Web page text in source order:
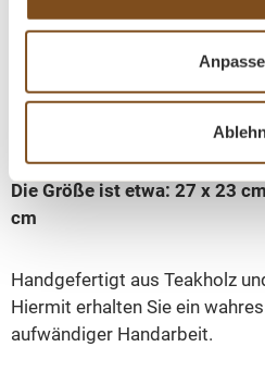
Fensterrahmen sind mit
ausgestattet, welchessich
Wünschen wechseln läßt.
Die Größe ist etwa: 27 x 23
cm
Handgefertigt aus Teakholz
Hiermit erhalten Sie ein
aufwändiger Handarbeit.